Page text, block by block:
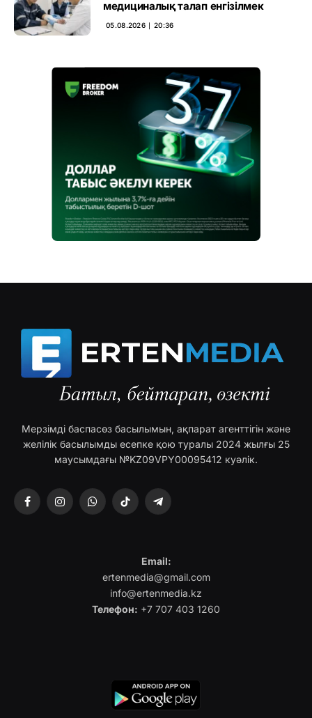
медициналық талап енгізілмек
05.08.2026 ∣ 20:36
Мерзімді баспасөз басылымын, ақпарат агенттігін және
желілік басылымды есепке қою туралы 2024 жылғы 25
маусымдағы №KZ09VPY00095412 куәлік.
FacebookInstagramWhatsAppTikTok Telegram
Email:
ertenmedia@gmail.com
info@ertenmedia.kz
Телефон: +7 707 403 1260